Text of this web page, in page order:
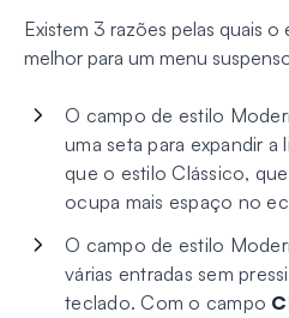
Existem 3 razões pelas quais
melhor para um menu
O campo de estilo
uma seta para expandir
que o estilo Clássico,
ocupa mais espaço no
O campo de estilo
várias entradas sem
teclado. Com o campo